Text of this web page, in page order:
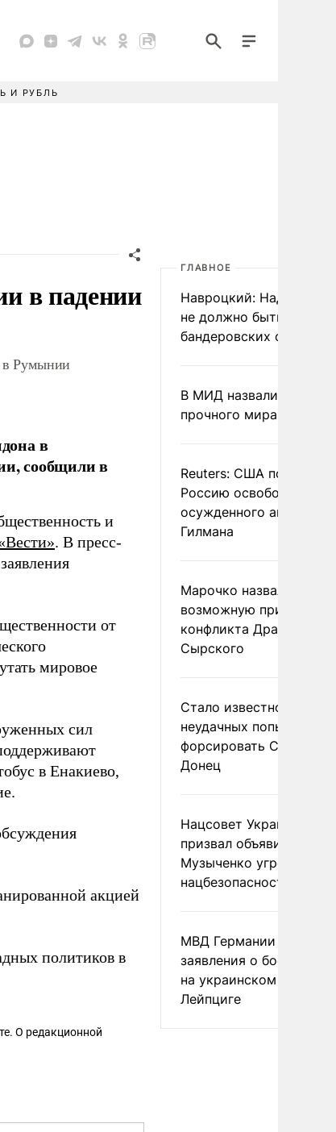
И РУБЛЬ
в падении
в Румынии
в
сообщили в
и
. В пресс-
от
мировое
сил
в Енакиево,
акцией
политиков в
О редакционной
ГЛАВНОЕ
Навроцкий: Над
не должно быть
бандеровских флагов
В МИД назвали условия
прочного мира на
Reuters: США
Россию освободить
осужденного
Гилмана
Марочко назвал
возможную причину
конфликта Драпатого и
Сырского
Стало известно о
неудачных попытках
форсировать
Донец
Нацсовет Украины по
призвал объявить
Музыченко угрозой
нацбезопасности
МВД Германии отвергло
заявления о
на украинском
Лейпциге